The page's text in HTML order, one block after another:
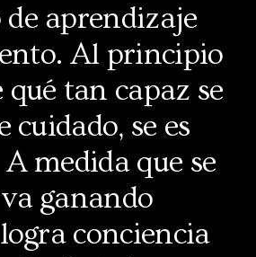
aprendizaje
Al principio
qué tan capaz se
cuidado, se es
medida que se
ganando
conciencia